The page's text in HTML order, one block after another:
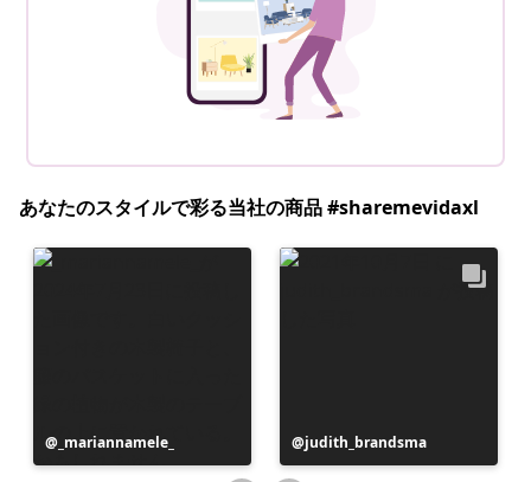
あなたのスタイルで彩る当社の商品 #sharemevidaxl
投
稿
_mariannamele_
投
稿
judith_brandsma